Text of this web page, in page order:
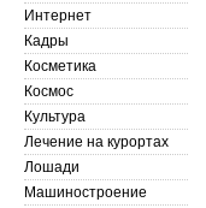
Интернет
Кадры
Косметика
Космос
Культура
Лечение на курортах
Лошади
Машиностроение